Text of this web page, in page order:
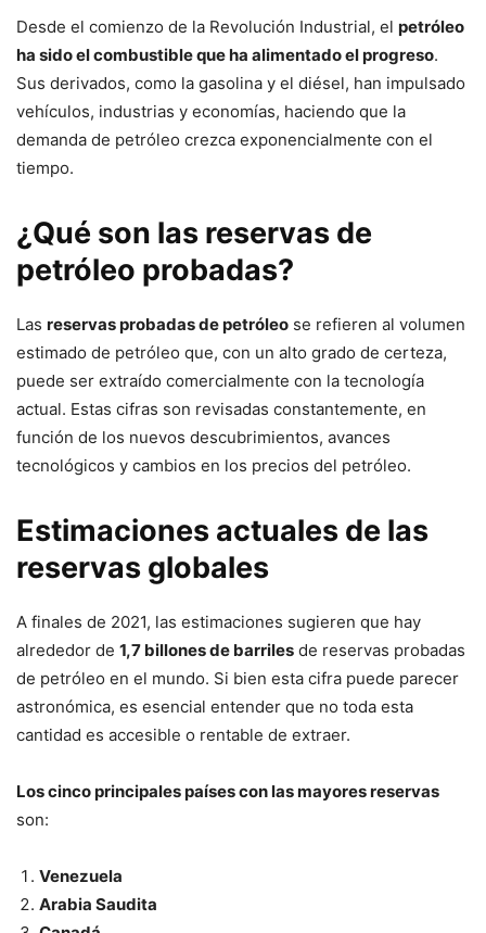
Desde el comienzo de la Revolución Industrial, el petróleo
ha sido el combustible que ha alimentado el progreso.
Sus derivados, como la gasolina y el diésel, han impulsado
vehículos, industrias y economías, haciendo que la
demanda de petróleo crezca exponencialmente con el
tiempo.
¿Qué son las reservas de
petróleo probadas?
Las reservas probadas de petróleo se refieren al volumen
estimado de petróleo que, con un alto grado de certeza,
puede ser extraído comercialmente con la tecnología
actual. Estas cifras son revisadas constantemente, en
función de los nuevos descubrimientos, avances
tecnológicos y cambios en los precios del petróleo.
Estimaciones actuales de las
reservas globales
A finales de 2021, las estimaciones sugieren que hay
alrededor de 1,7 billones de barriles de reservas probadas
de petróleo en el mundo. Si bien esta cifra puede parecer
astronómica, es esencial entender que no toda esta
cantidad es accesible o rentable de extraer.
Los cinco principales países con las mayores reservas
son:
Venezuela
Arabia Saudita